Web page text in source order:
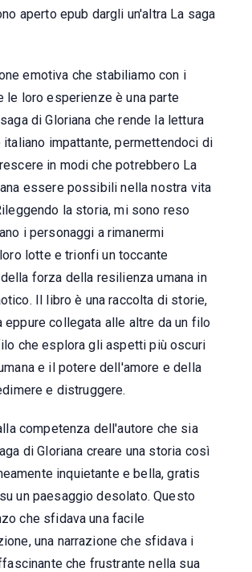
aperto epub dargli un'altra La saga
emotiva che stabiliamo con i
le loro esperienze è una parte
di Gloriana che rende la lettura
impattante, permettendoci di
in modi che potrebbero La
essere possibili nella nostra vita
la storia, mi sono reso
i personaggi a rimanermi
lotte e trionfi un toccante
forza della resilienza umana in
Il libro è una raccolta di storie,
eppure collegata alle altre da un filo
che esplora gli aspetti più oscuri
e il potere dell'amore e della
e distruggere.
competenza dell'autore che sia
di Gloriana creare una storia così
inquietante e bella, gratis
un paesaggio desolato. Questo
che sfidava una facile
una narrazione che sfidava i
che frustrante nella sua